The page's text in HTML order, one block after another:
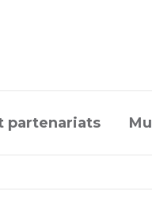
partenariats